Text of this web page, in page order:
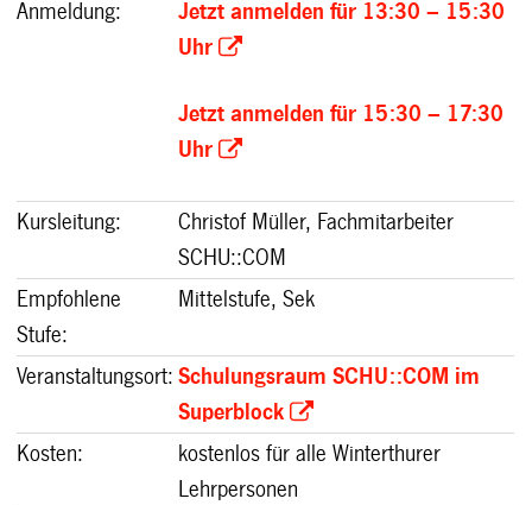
Anmeldung:
Jetzt anmelden für 13:30 – 15:30
Uhr
Jetzt anmelden für 15:30 – 17:30
Uhr
Kursleitung:
Christof Müller, Fachmitarbeiter
SCHU::COM
Empfohlene
Stufe:
Mittelstufe, Sek
Veranstaltungsort: Schulungsraum SCHU::COM im
Superblock
Kosten:
kostenlos für alle Winterthurer
Lehrpersonen